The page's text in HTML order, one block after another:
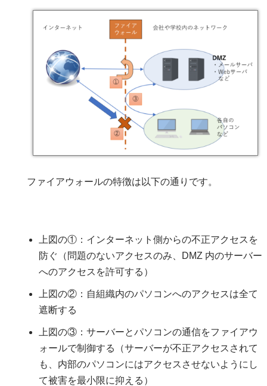
ファイアウォールの特徴は以下の通りです。
上図の①：インターネット側からの不正アクセスを
防ぐ（問題のないアクセスのみ、DMZ 内のサーバー
へのアクセスを許可する）
上図の②：自組織内のパソコンへのアクセスは全て
遮断する
上図の③：サーバーとパソコンの通信をファイアウ
ォールで制御する（サーバーが不正アクセスされて
も、内部のパソコンにはアクセスさせないようにし
て被害を最小限に抑える）